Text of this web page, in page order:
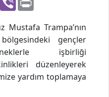
Mustafa Trampa’nın
gençler
işbirliği
düzenleyerek
yardım toplamaya